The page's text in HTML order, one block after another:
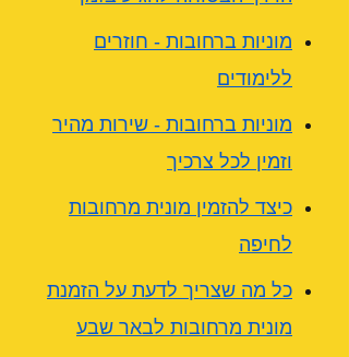
מוניות ברחובות - חוזרים
ללימודים
מוניות ברחובות - שירות מהיר
וזמין לכל צרכיך
כיצד להזמין מונית מרחובות
לחיפה
כל מה שצריך לדעת על הזמנת
מונית מרחובות לבאר שבע